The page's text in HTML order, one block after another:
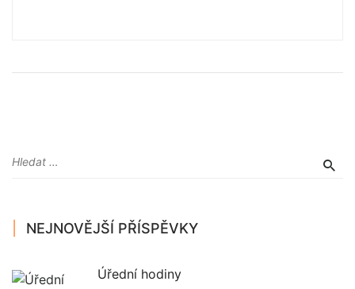
NEJNOVĚJŠÍ PŘÍSPĚVKY
Úřední hodiny